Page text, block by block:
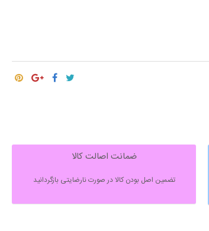
ضمانت اصالت کالا
تضمین اصل بودن کالا در صورت نارضایتی بازگردانید